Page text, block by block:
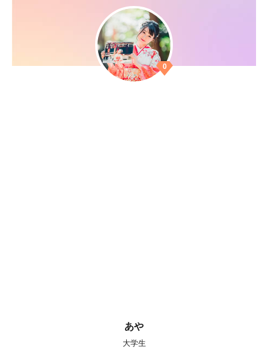
0
あや
大学生